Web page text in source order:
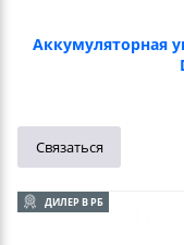
Аккумуляторная
Связаться
ДИЛЕР В РБ